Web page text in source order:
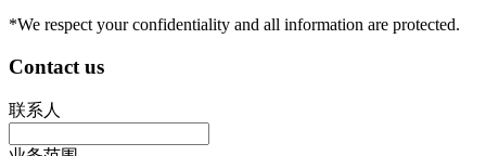
*We respect your confidentiality and all information are protected.
Contact us
联系人